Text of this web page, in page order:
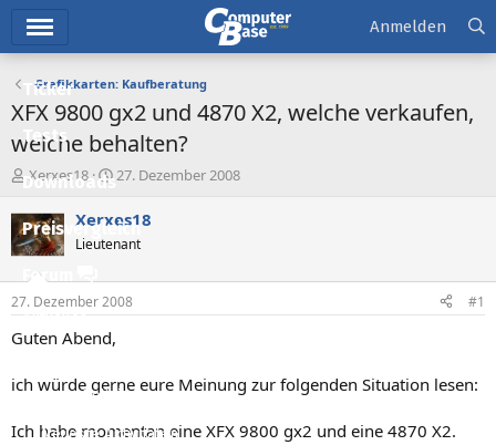
Ticker
Tests
Downloads
Preisvergleich
Forum
Aktuelles
Neue Beiträge
Neueste Aktivitäten
Anmelden
Grafikkarten: Kaufberatung
XFX 9800 gx2 und 4870 X2, welche verkaufen,
welche behalten?
E
r
s
t
e
e
r
Xerxes18
E
s
e
l
t
27. Dezember 2008
Xerxes18
Lieutenant
27. Dezember 2008 #1
Guten Abend,
ich würde gerne eure Meinung zur folgenden Situation lesen:
Ich habe momentan eine XFX 9800 gx2 und eine 4870 X2.